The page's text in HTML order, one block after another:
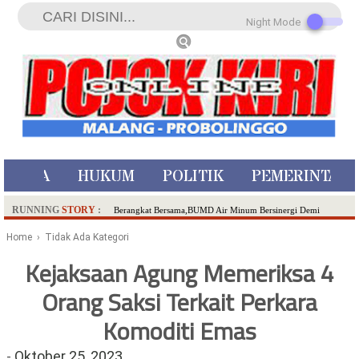
HUKUM POLITIK
RUNNING STORY : Berangkat Bersama,BUMD Air Minum Bersinergi Demi
Ditangkap di Kediri,Satu Buron
SDN Sumberejo 02 Kota Batu Kembangkan Program Inovasi
Literasi Melalui LASKAR JODA, Usung Filosofi Gelar Sehelai
Tikar
Ambulance Dari Berbagai Daerah Padati Kota Wisata Batu
Home › Tidak Ada Kategori
Kejaksaan Agung Memeriksa 4
Orang Saksi Terkait Perkara
Komoditi Emas
Night Mode